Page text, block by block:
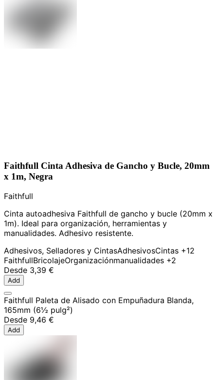
Faithfull Cinta Adhesiva de Gancho y Bucle, 20mm
x 1m, Negra
Faithfull
Cinta autoadhesiva Faithfull de gancho y bucle (20mm x
1m). Ideal para organización, herramientas y
manualidades. Adhesivo resistente.
Adhesivos, Selladores y CintasAdhesivosCintas +12
FaithfullBricolajeOrganizaciónmanualidades +2
Desde 3,39 €
Add
Faithfull Paleta de Alisado con Empuñadura Blanda,
165mm (6½ pulg²)
Desde 9,46 €
Add